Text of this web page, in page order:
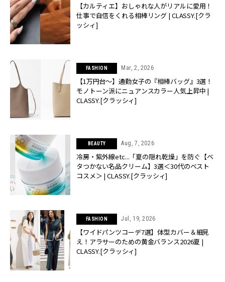
【カルティエ】おしゃれな人がリアルに愛用！
仕事で自信をくれる相棒リング | CLASSY.[クラ
ッシィ]
FASHION Mar, 2, 2026
【1万円台〜】通勤女子の『相棒バッグ』3選！
モノトーン派にニュアンスカラー人気上昇中 |
CLASSY.[クラッシィ]
BEAUTY Aug, 7, 2026
冷房・紫外線etc...「夏の隠れ乾燥」を防ぐ【ベ
タつかない名品クリーム】3選＜30代のベスト
コスメ＞ | CLASSY.[クラッシィ]
FASHION Jul, 19, 2026
【ワイドパンツコーデ7選】体型カバー＆細見
え！アラサーのための黄金バランス2026夏 |
CLASSY.[クラッシィ]